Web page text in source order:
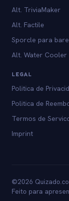
Alt. TriviaMaker
Alt. Factile
Sporcle para
Alt. Water Cooler
LEGAL
Politica de
Politica de
Termos de
Imprint
©2026
Feito para